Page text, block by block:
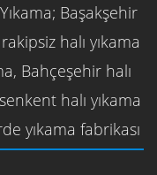
Başakşehir
halı yıkama
Bahçeşehir halı
halı yıkama
yıkama fabrikası